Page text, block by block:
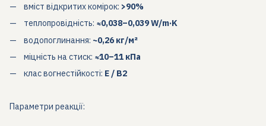
вміст відкритих комірок: >90%
теплопровідність: ≈0,038–0,039 W/m·K
водопоглинання: ~0,26 кг/м²
міцність на стиск: ≈10–11 кПа
клас вогнестійкості: E / B2
Параметри реакції: